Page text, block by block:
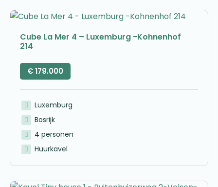
Cube La Mer 4 – Luxemburg -Kohnenhof
214
€179.000
Luxemburg
Bosrijk
4 personen
Huurkavel